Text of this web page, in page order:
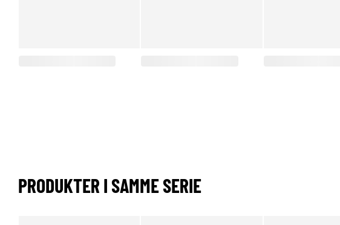
PRODUKTER I SAMME SERIE